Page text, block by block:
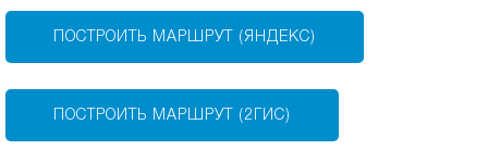
ПОСТРОИТЬ МАРШРУТ (ЯНДЕКС)
ПОСТРОИТЬ МАРШРУТ (2ГИС)